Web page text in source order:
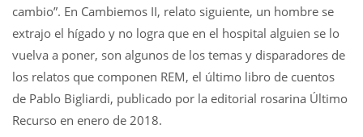
cambio”. En Cambiemos II, relato siguiente, un hombre se
extrajo el hígado y no logra que en el hospital alguien se lo
vuelva a poner, son algunos de los temas y disparadores de
los relatos que componen REM, el último libro de cuentos
de Pablo Bigliardi, publicado por la editorial rosarina Último
Recurso en enero de 2018.